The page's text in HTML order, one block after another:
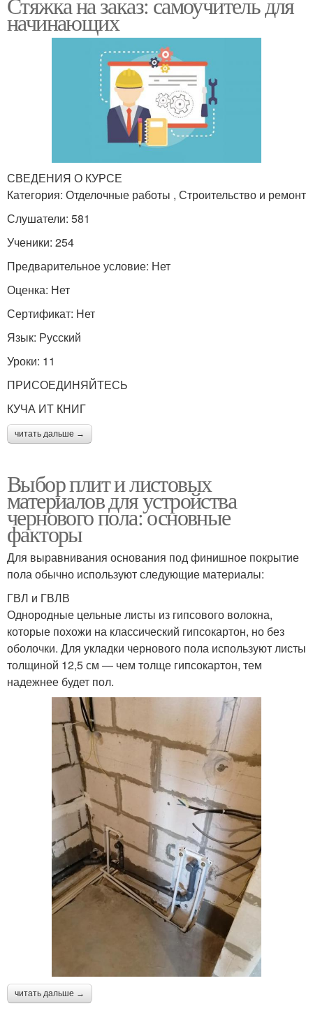
начинающих
СВЕДЕНИЯ О КУРСЕ
Категория: Отделочные работы , Строительство и ремонт
Слушатели: 581
Ученики: 254
Предварительное условие: Нет
Оценка: Нет
Сертификат: Нет
Язык: Русский
Уроки: 11
ПРИСОЕДИНЯЙТЕСЬ
КУЧА ИТ КНИГ
читать дальше →
Выбор плит и листовых
материалов для устройства
чернового пола: основные
факторы
Для выравнивания основания под финишное покрытие
пола обычно используют следующие материалы:
ГВЛ и ГВЛВ
Однородные цельные листы из гипсового волокна,
которые похожи на классический гипсокартон, но без
оболочки. Для укладки чернового пола используют листы
толщиной 12,5 см — чем толще гипсокартон, тем
надежнее будет пол.
читать дальше →